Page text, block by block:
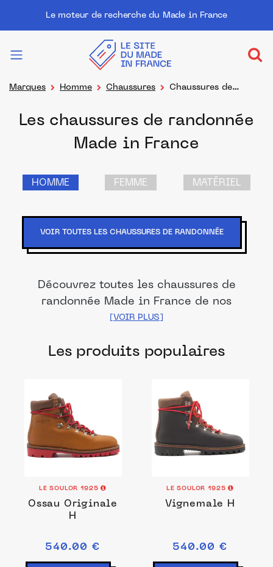
Le moteur de recherche du Made in France
Marques Homme Chaussures Chaussures de
Les chaussures de randonnée
Made in France
HOMME FEMME MATÉRIEL
VOIR TOUTES LES CHAUSSURES DE RANDONNÉE
Découvrez toutes les chaussures de
randonnée Made in France de nos
marques et distributeurs partenaires. Des
ateliers et manufactures français pour
Les produits populaires
LE SOULOR 1925
Ossau Originale
H
540.00 €
LE SOULOR 1925
Vignemale H
540.00 €